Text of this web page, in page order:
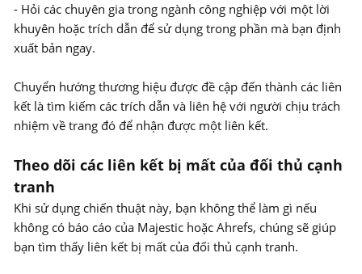
- Hỏi các chuyên gia trong ngành công nghiệp với một lời
khuyên hoặc trích dẫn để sử dụng trong phần mà bạn định
xuất bản ngay.
Chuyển hướng thương hiệu được đề cập đến thành các liên
kết là tìm kiếm các trích dẫn và liên hệ với người chịu trách
nhiệm về trang đó để nhận được một liên kết.
Theo dõi các liên kết bị mất của đối thủ cạnh
tranh
Khi sử dụng chiến thuật này, bạn không thể làm gì nếu
không có báo cáo của Majestic hoặc Ahrefs, chúng sẽ giúp
bạn tìm thấy liên kết bị mất của đối thủ cạnh tranh.